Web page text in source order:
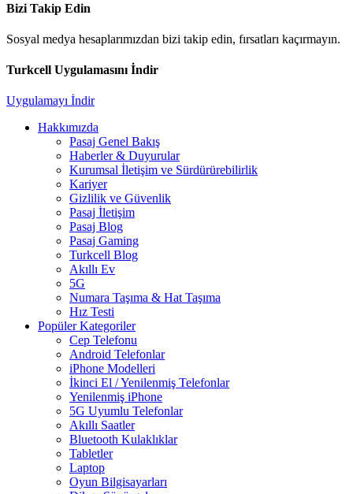
Bizi Takip Edin
Sosyal medya hesaplarımızdan bizi takip edin, fırsatları kaçırmayın.
Turkcell Uygulamasını İndir
Uygulamayı İndir
Hakkımızda
Pasaj Genel Bakış
Haberler & Duyurular
Kurumsal İletişim ve Sürdürürebilirlik
Kariyer
Gizlilik ve Güvenlik
Pasaj İletişim
Pasaj Blog
Pasaj Gaming
Turkcell Blog
Akıllı Ev
5G
Numara Taşıma & Hat Taşıma
Hız Testi
Popüler Kategoriler
Cep Telefonu
Android Telefonlar
iPhone Modelleri
İkinci El / Yenilenmiş Telefonlar
Yenilenmiş iPhone
5G Uyumlu Telefonlar
Akıllı Saatler
Bluetooth Kulaklıklar
Tabletler
Laptop
Oyun Bilgisayarları